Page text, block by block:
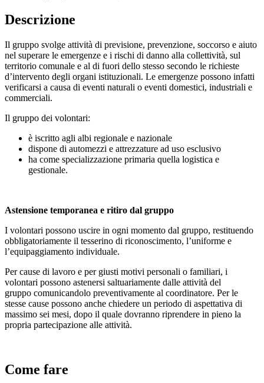
Descrizione
Il gruppo svolge attività di previsione, prevenzione, soccorso e aiuto
nel superare le emergenze e i rischi di danno alla collettività, sul
territorio comunale e al di fuori dello stesso secondo le richieste
d’intervento degli organi istituzionali. Le emergenze possono infatti
verificarsi a causa di eventi naturali o eventi domestici, industriali e
commerciali.
Il gruppo dei volontari:
è iscritto agli albi regionale e nazionale
dispone di automezzi e attrezzature ad uso esclusivo
ha come specializzazione primaria quella logistica e
gestionale.
Astensione temporanea e ritiro dal gruppo
I volontari possono uscire in ogni momento dal gruppo, restituendo
obbligatoriamente il tesserino di riconoscimento, l’uniforme e
l’equipaggiamento individuale.
Per cause di lavoro e per giusti motivi personali o familiari, i
volontari possono astenersi saltuariamente dalle attività del
gruppo comunicandolo preventivamente al coordinatore. Per le
stesse cause possono anche chiedere un periodo di aspettativa di
massimo sei mesi, dopo il quale dovranno riprendere in pieno la
propria partecipazione alle attività.
Come fare